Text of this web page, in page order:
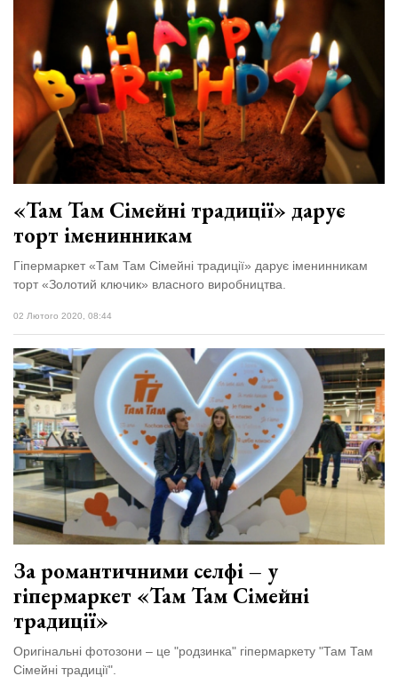
«Там Там Сімейні традиції» дарує
торт іменинникам
Гіпермаркет «Там Там Сімейні традиції» дарує іменинникам
торт «Золотий ключик» власного виробництва.
02 Лютого 2020, 08:44
За романтичними селфі – у
гіпермаркет «Там Там Сімейні
традиції»
Оригінальні фотозони – це "родзинка" гіпермаркету "Там Там
Сімейні традиції".